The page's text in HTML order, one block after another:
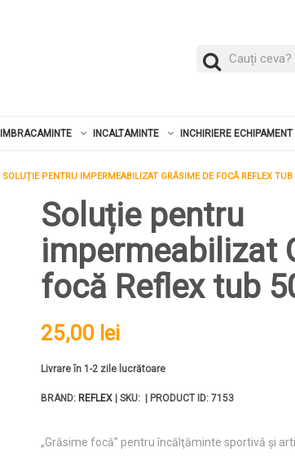
IMBRACAMINTE INCALTAMINTE INCHIRIERE ECHIPAMENT
SOLUȚIE PENTRU IMPERMEABILIZAT GRĂSIME DE FOCĂ REFLEX
Soluție pentru
impermeabilizat
focă Reflex tub
25,00 lei
Livrare în 1-2 zile lucrătoare
BRAND: REFLEX | SKU: | PRODUCT ID: 7153
„Grăsime focă” pentru încălţăminte sportivă şi